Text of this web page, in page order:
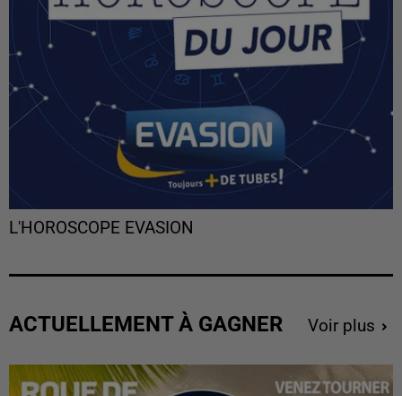
L'HOROSCOPE EVASION
ACTUELLEMENT À GAGNER Voir plus